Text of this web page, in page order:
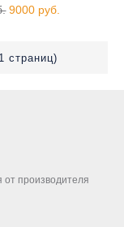
9000 руб.
страниц)
от производителя